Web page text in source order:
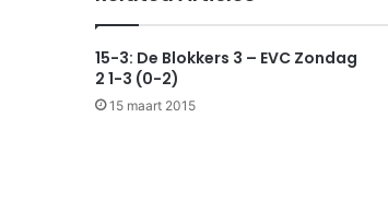
15-3: De Blokkers 3 – EVC Zondag
2 1-3 (0-2)
15 maart 2015